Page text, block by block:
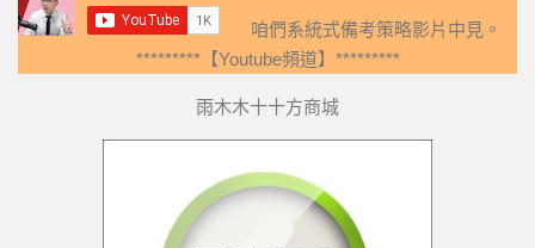
咱們系統式備考策略影片中見。
*********【Youtube頻道】*********
雨木木十十方商城